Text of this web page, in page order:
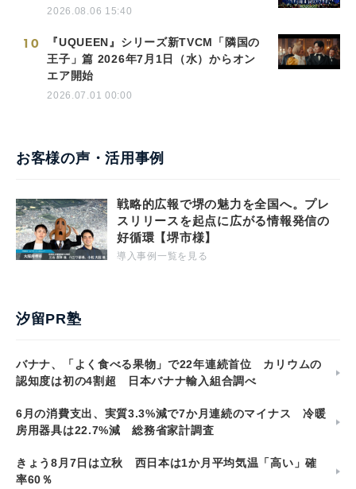
2026.08.06 15:40
10
『UQUEEN』シリーズ新TVCM「隣国の
王子」篇 2026年7月1日（水）からオン
エア開始
2026.07.01 00:00
お客様の声・活用事例
戦略的広報で堺の魅力を全国へ。プレ
スリリースを起点に広がる情報発信の
好循環【堺市様】
導入事例一覧を見る
汐留PR塾
バナナ、「よく食べる果物」で22年連続首位 カリウムの
認知度は初の4割超 日本バナナ輸入組合調べ
6月の消費支出、実質3.3%減で7か月連続のマイナス 冷暖
房用器具は22.7%減 総務省家計調査
きょう8月7日は立秋 西日本は1か月平均気温「高い」確
率60％